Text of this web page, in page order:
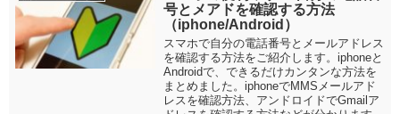
号とメアドを確認する方法
（iphone/Android）
スマホで自分の電話番号とメールアドレス
を確認する方法をご紹介します。iphoneと
Androidで、できるだけカンタンな方法を
まとめました。iphoneでMMSメールアド
レスを確認方法、アンドロイドでGmailア